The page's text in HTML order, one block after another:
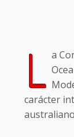
L a
carácter